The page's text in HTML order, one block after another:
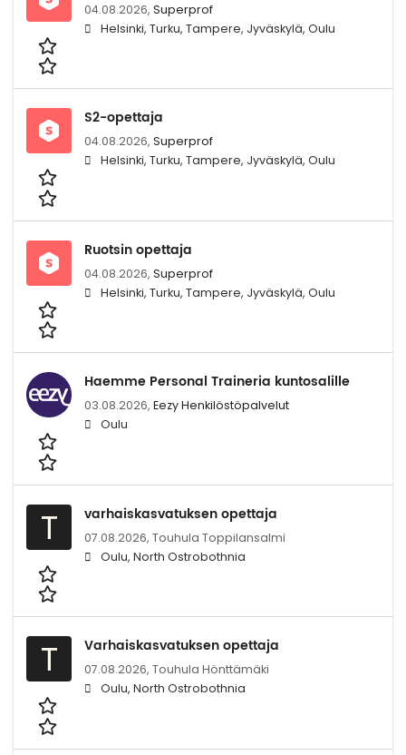
04.08.2026, Superprof
Helsinki, Turku, Tampere, Jyväskylä, Oulu
S2-opettaja
04.08.2026, Superprof
Helsinki, Turku, Tampere, Jyväskylä, Oulu
Ruotsin opettaja
04.08.2026, Superprof
Helsinki, Turku, Tampere, Jyväskylä, Oulu
Haemme Personal Traineria kuntosalille
03.08.2026, Eezy Henkilöstöpalvelut
Oulu
T varhaiskasvatuksen opettaja
07.08.2026, Touhula Toppilansalmi
Oulu, North Ostrobothnia
T Varhaiskasvatuksen opettaja
07.08.2026, Touhula Hönttämäki
Oulu, North Ostrobothnia